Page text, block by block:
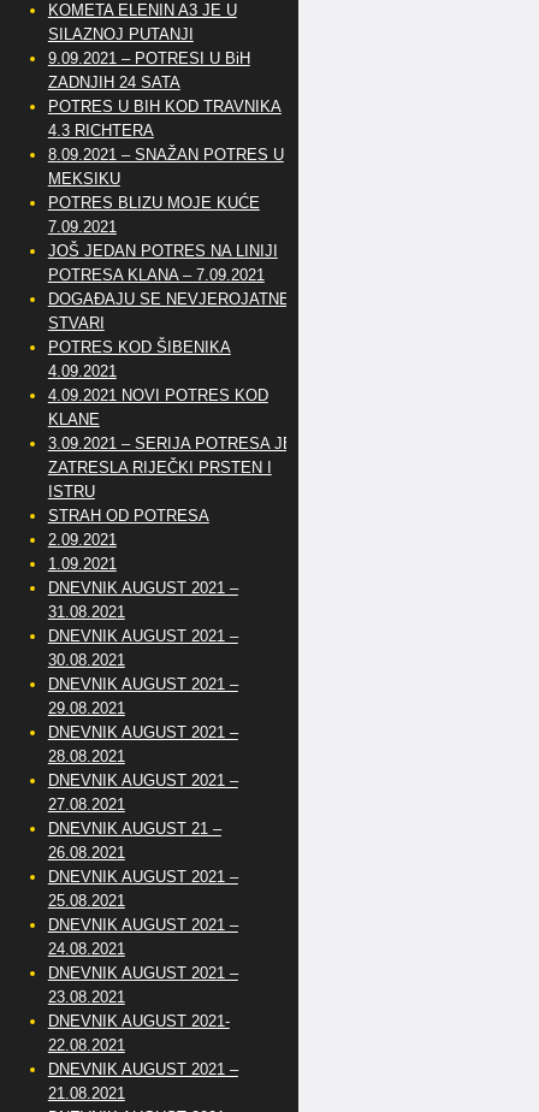
KOMETA ELENIN A3 JE U
SILAZNOJ PUTANJI
9.09.2021 – POTRESI U BiH
ZADNJIH 24 SATA
POTRES U BIH KOD TRAVNIKA
4.3 RICHTERA
8.09.2021 – SNAŽAN POTRES U
MEKSIKU
POTRES BLIZU MOJE KUĆE
7.09.2021
JOŠ JEDAN POTRES NA LINIJI
POTRESA KLANA – 7.09.2021
DOGAĐAJU SE NEVJEROJATNE
STVARI
POTRES KOD ŠIBENIKA
4.09.2021
4.09.2021 NOVI POTRES KOD
KLANE
3.09.2021 – SERIJA POTRESA JE
ZATRESLA RIJEČKI PRSTEN I
ISTRU
STRAH OD POTRESA
2.09.2021
1.09.2021
DNEVNIK AUGUST 2021 –
31.08.2021
DNEVNIK AUGUST 2021 –
30.08.2021
DNEVNIK AUGUST 2021 –
29.08.2021
DNEVNIK AUGUST 2021 –
28.08.2021
DNEVNIK AUGUST 2021 –
27.08.2021
DNEVNIK AUGUST 21 –
26.08.2021
DNEVNIK AUGUST 2021 –
25.08.2021
DNEVNIK AUGUST 2021 –
24.08.2021
DNEVNIK AUGUST 2021 –
23.08.2021
DNEVNIK AUGUST 2021-
22.08.2021
DNEVNIK AUGUST 2021 –
21.08.2021